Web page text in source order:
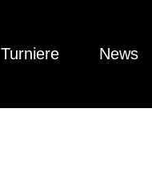
Turniere News